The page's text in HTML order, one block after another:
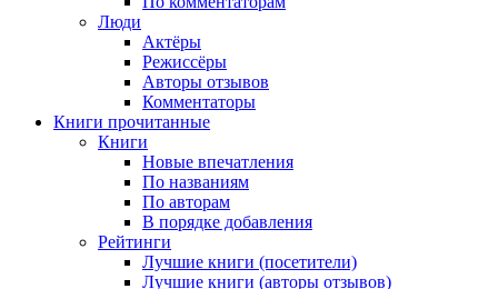
Люди
Актёры
Режиссёры
Авторы отзывов
Комментаторы
Книги прочитанные
Книги
Новые впечатления
По названиям
По авторам
В порядке добавления
Рейтинги
Лучшие книги (посетители)
Лучшие книги (авторы отзывов)